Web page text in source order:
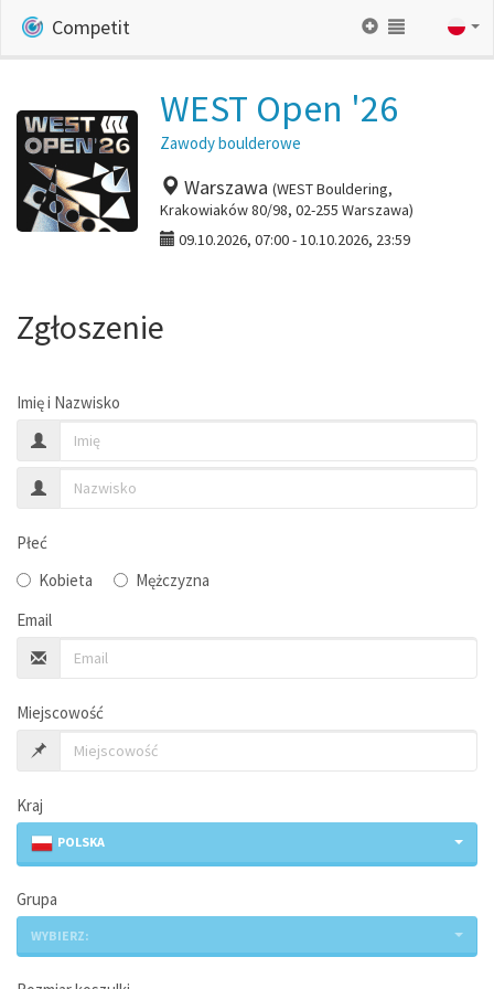
Competit
WEST Open '26
Zawody boulderowe
Warszawa (WEST Bouldering,
Krakowiaków 80/98, 02-255 Warszawa)
09.10.2026, 07:00 - 10.10.2026, 23:59
Zgłoszenie
Imię i Nazwisko
Płeć
Kobieta
Mężczyzna
Email
Miejscowość
Kraj
POLSKA
Grupa
WYBIERZ: